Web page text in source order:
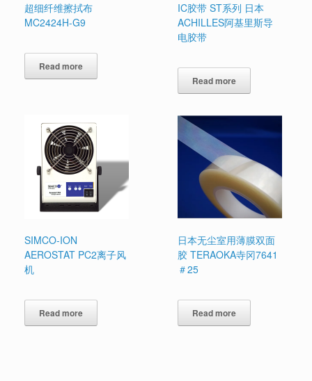
超细纤维擦拭布
MC2424H-G9
Read more
IC胶带 ST系列 日本
ACHILLES阿基里斯导
电胶带
Read more
SIMCO-ION
AEROSTAT PC2离子风
机
Read more
日本无尘室用薄膜双面
胶 TERAOKA寺冈7641
＃25
Read more